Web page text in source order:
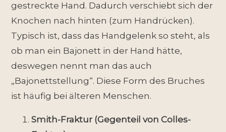
gestreckte Hand. Dadurch verschiebt sich der
Knochen nach hinten (zum Handrücken).
Typisch ist, dass das Handgelenk so steht, als
ob man ein Bajonett in der Hand hätte,
deswegen nennt man das auch
„Bajonettstellung“. Diese Form des Bruches
ist häufig bei älteren Menschen.
Smith-Fraktur (Gegenteil von Colles-